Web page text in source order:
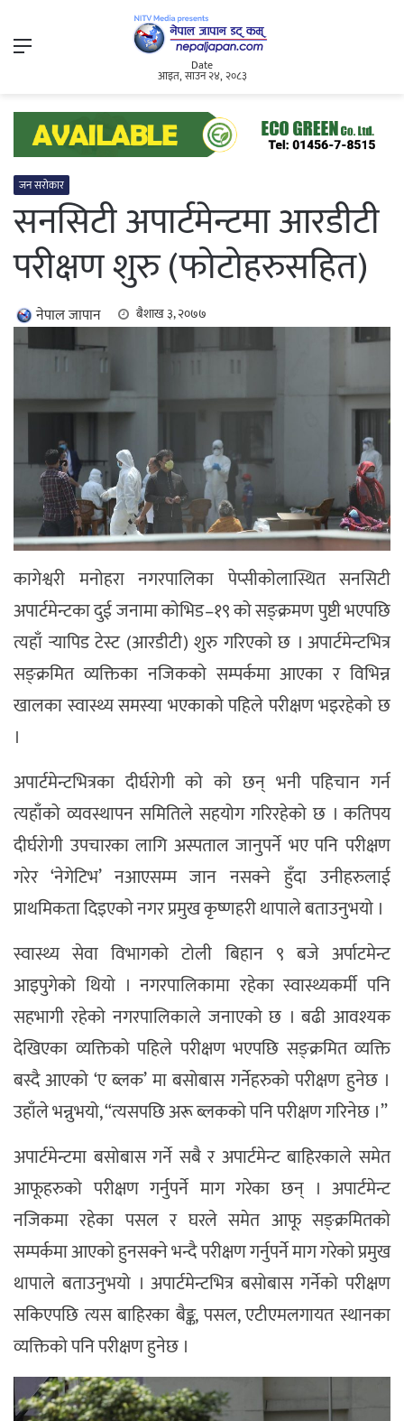
Menu
Date
आइत, साउन २४, २०८३
जन सरोकार
सनसिटी अपार्टमेन्टमा आरडीटी
परीक्षण शुरु (फोटोहरुसहित)
नेपाल जापान बैशाख ३, २०७७
कागेश्वरी मनोहरा नगरपालिका पेप्सीकोलास्थित सनसिटी
अपार्टमेन्टका दुई जनामा कोभिड–१९ को सङ्क्रमण पुष्टी भएपछि
त्यहाँ र्‍यापिड टेस्ट (आरडीटी) शुरु गरिएको छ । अपार्टमेन्टभित्र
सङ्क्रमित व्यक्तिका नजिकको सम्पर्कमा आएका र विभिन्न
खालका स्वास्थ्य समस्या भएकाको पहिले परीक्षण भइरहेको छ
।
अपार्टमेन्टभित्रका दीर्घरोगी को को छन् भनी पहिचान गर्न
त्यहाँको व्यवस्थापन समितिले सहयोग गरिरहेको छ । कतिपय
दीर्घरोगी उपचारका लागि अस्पताल जानुपर्ने भए पनि परीक्षण
गरेर ‘नेगेटिभ’ नआएसम्म जान नसक्ने हुँदा उनीहरुलाई
प्राथमिकता दिइएको नगर प्रमुख कृष्णहरी थापाले बताउनुभयो ।
स्वास्थ्य सेवा विभागको टोली बिहान ९ बजे अर्पाटमेन्ट
आइपुगेको थियो । नगरपालिकामा रहेका स्वास्थ्यकर्मी पनि
सहभागी रहेको नगरपालिकाले जनाएको छ । बढी आवश्यक
देखिएका व्यक्तिको पहिले परीक्षण भएपछि सङ्क्रमित व्यक्ति
बस्दै आएको ‘ए ब्लक’ मा बसोबास गर्नेहरुको परीक्षण हुनेछ ।
उहाँले भन्नुभयो, “त्यसपछि अरू ब्लकको पनि परीक्षण गरिनेछ ।”
अपार्टमेन्टमा बसोबास गर्ने सबै र अपार्टमेन्ट बाहिरकाले समेत
आफूहरुको परीक्षण गर्नुपर्ने माग गरेका छन् । अपार्टमेन्ट
नजिकमा रहेका पसल र घरले समेत आफू सङ्क्रमितको
सम्पर्कमा आएको हुनसक्ने भन्दै परीक्षण गर्नुपर्ने माग गरेको प्रमुख
थापाले बताउनुभयो । अपार्टमेन्टभित्र बसोबास गर्नेको परीक्षण
सकिएपछि त्यस बाहिरका बैङ्क, पसल, एटीएमलगायत स्थानका
व्यक्तिको पनि परीक्षण हुनेछ ।